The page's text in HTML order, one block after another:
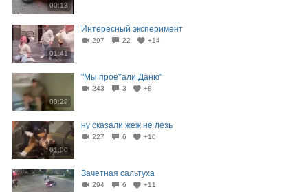
00:13
01:41
Интересный эксперимент
297 22 +14
00:29
"Мы прое*али Даню"
243 3 +8
01:00
ну сказали жеж не лезь
227 6 +10
Зачетная сальтуха
294 6 +11